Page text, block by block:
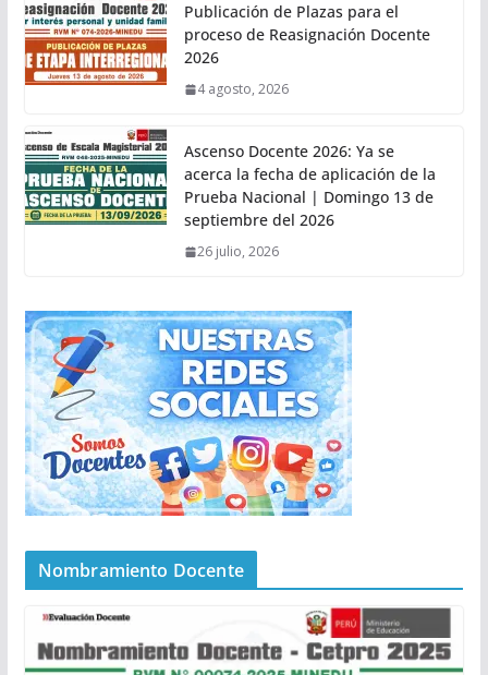
Publicación de Plazas para el
proceso de Reasignación Docente
2026
4 agosto, 2026
Ascenso Docente 2026: Ya se
acerca la fecha de aplicación de la
Prueba Nacional | Domingo 13 de
septiembre del 2026
26 julio, 2026
Nombramiento Docente